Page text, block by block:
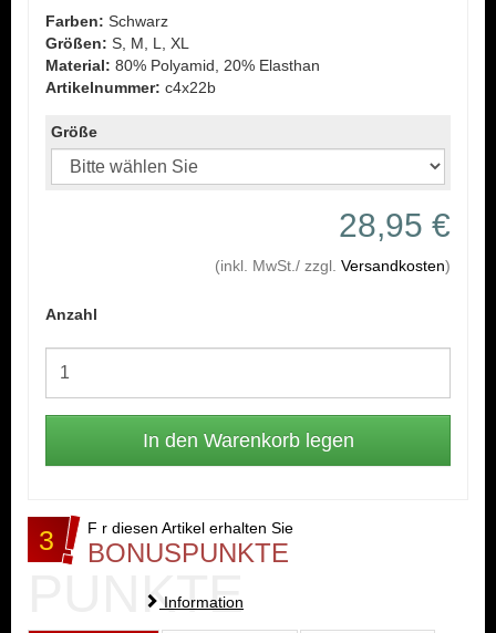
Farben: Schwarz
Größen: S, M, L, XL
Material: 80% Polyamid, 20% Elasthan
Artikelnummer: c4x22b
Größe
28,95 €
(inkl. MwSt./ zzgl. Versandkosten)
Anzahl
3 F r diesen Artikel erhalten Sie
BONUSPUNKTE
PUNKTE
Information